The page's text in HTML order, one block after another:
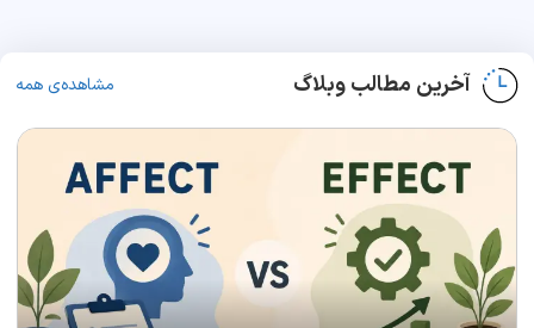
آخرین مطالب وبلاگ مشاهده‌ی همه